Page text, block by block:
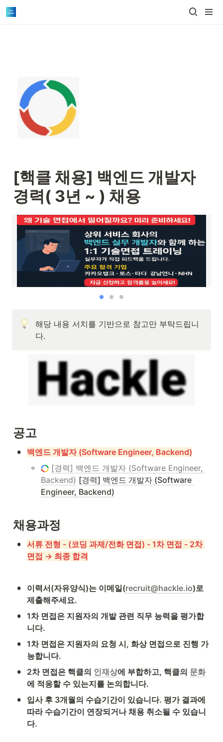
[핵클 채용] 백엔드 개발자
경력( 3년 ~ ) 채용
해당 내용 서치를 기반으로 참고만 부탁드립니
다.
공고
• 백엔드 개발자 (Software Engineer, Backend)
◦
[경력] 백엔드 개발자 (Software Engineer,
Backend) [경력] 백엔드 개발자 (Software
Engineer, Backend)
채용과정
• 서류 전형 - (코딩 과제/전화 면접) - 1차 면접 - 2차
면접 → 최종 합격
• 이력서(자유양식)는 이메일(recruit@hackle.io)로
제출해주세요.
• 1차 면접은 지원자의 개발 관련 직무 능력을 평가합
니다.
• 1차 면접은 지원자의 요청 시, 화상 면접으로 진행 가
능합니다.
• 2차 면접은 핵클의 인재상에 부합하고, 핵클의 문화
에 적응할 수 있는지를 논의합니다.
•
입사 후 3개월의 수습기간이 있습니다. 평가 결과에
따라 수습기간이 연장되거나 채용 취소될 수 있습니
다.